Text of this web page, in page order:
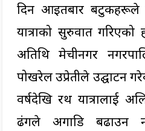
दिन आइतबार बटुकहरूले
यात्राको सुरुवात गरिएको
अतिथि मेचीनगर
पोखरेल उप्रेतीले उद्घाटन
वर्षदेखि रथ यात्रालाई
ढंगले अगाडि बढाउन